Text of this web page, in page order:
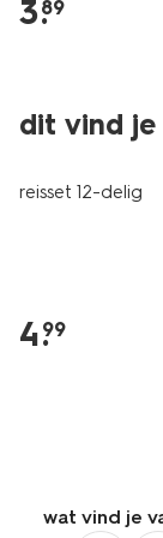
3.
89
dit vind je
reisset 12-delig
4.
99
wat vind je